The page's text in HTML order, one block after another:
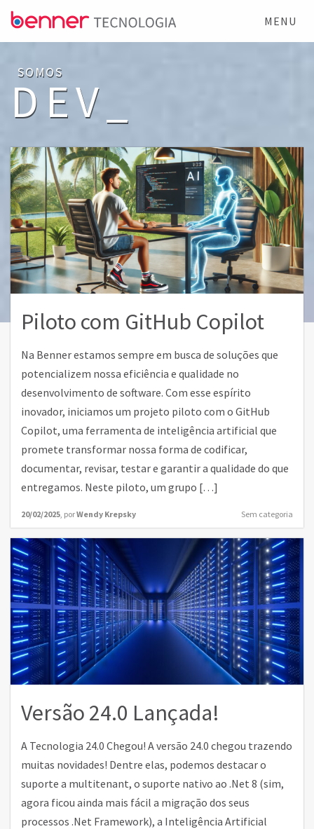
MENU
SOMOS
DEV_
Piloto com GitHub Copilot
Na Benner estamos sempre em busca de soluções que
potencializem nossa eficiência e qualidade no
desenvolvimento de software. Com esse espírito
inovador, iniciamos um projeto piloto com o GitHub
Copilot, uma ferramenta de inteligência artificial que
promete transformar nossa forma de codificar,
documentar, revisar, testar e garantir a qualidade do que
entregamos. Neste piloto, um grupo […]
20/02/2025, porWendy Krepsky Sem categoria
Versão 24.0 Lançada!
A Tecnologia 24.0 Chegou! A versão 24.0 chegou trazendo
muitas novidades! Dentre elas, podemos destacar o
suporte a multitenant, o suporte nativo ao .Net 8 (sim,
agora ficou ainda mais fácil a migração dos seus
processos .Net Framework), a Inteligência Artificial